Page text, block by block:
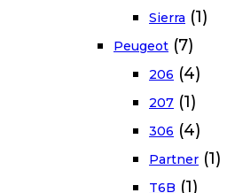
Sierra (1)
Peugeot (7)
206 (4)
207 (1)
306 (4)
Partner (1)
T6B (1)